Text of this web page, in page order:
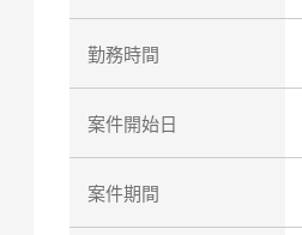
勤務時間
案件開始日
案件期間